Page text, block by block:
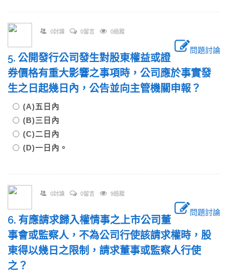
0討論 0留言 0追蹤
問題討論
5. 公開發行公司發生對股東權益或證
券價格有重大影響之事項時，公司應於事實發
生之日起幾日內，公告並向主管機關申報？
(A)五日內
(B)三日內
(C)二日內
(D)一日內。
0討論 0留言 9追蹤
問題討論
6. 有應請求歸入權情事之上市公司董
事會或監察人，不為公司行使該請求權時，股
東得以幾日之限制，請求董事或監察人行使
之？